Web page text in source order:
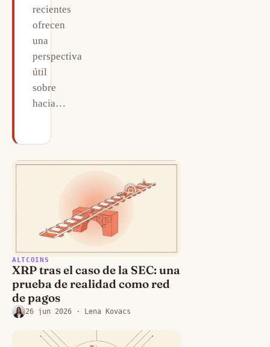
recientes
ofrecen
una
perspectiva
útil
sobre
hacia…
ALTCOINS
XRP tras el caso de la SEC: una
prueba de realidad como red
de pagos
26 jun 2026 · Lena Kovacs